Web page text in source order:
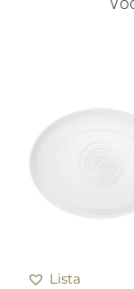
Lista